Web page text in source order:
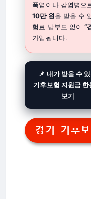
폭염이나 감염병으
10만 원을 받을 수
험료 납부도 없이 “
가입됩니다.
📌 내가 받을 수
기후보험 지원금 한
보기
경기 기후